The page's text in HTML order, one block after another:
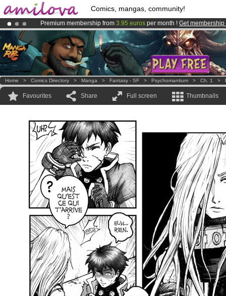
Comics, mangas, community!
Premium membership from 3.95 euros per month ! Get membership
AmilovaKickstarter is now LIVE!.
Already 100000membersand 1000 comics & mangas!.
Home > Comics Directory > Manga > Fantasy - SF > Psychomantium > Ch. 1 >
Favourites Share Full screen Thumbnails